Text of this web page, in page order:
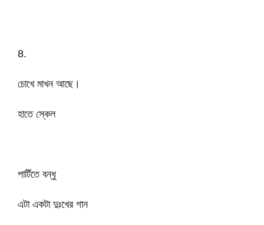
8.
চোখে মাখন আছে।
হাতে স্কেল
পার্টিতে বন্ধু
এটা একটা দুঃখের গান